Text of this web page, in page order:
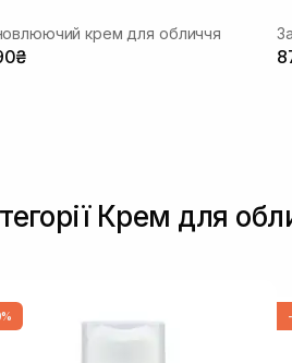
крем для обличчя
Крем для